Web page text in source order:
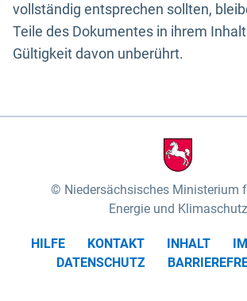
vollständig entsprechen sollten,
Teile des Dokumentes in ihrem
Gültigkeit davon unberührt.
Niedersächsisches Ministerium
Energie und Klimaschutz
HILFE KONTAKT INHALT
DATENSCHUTZ